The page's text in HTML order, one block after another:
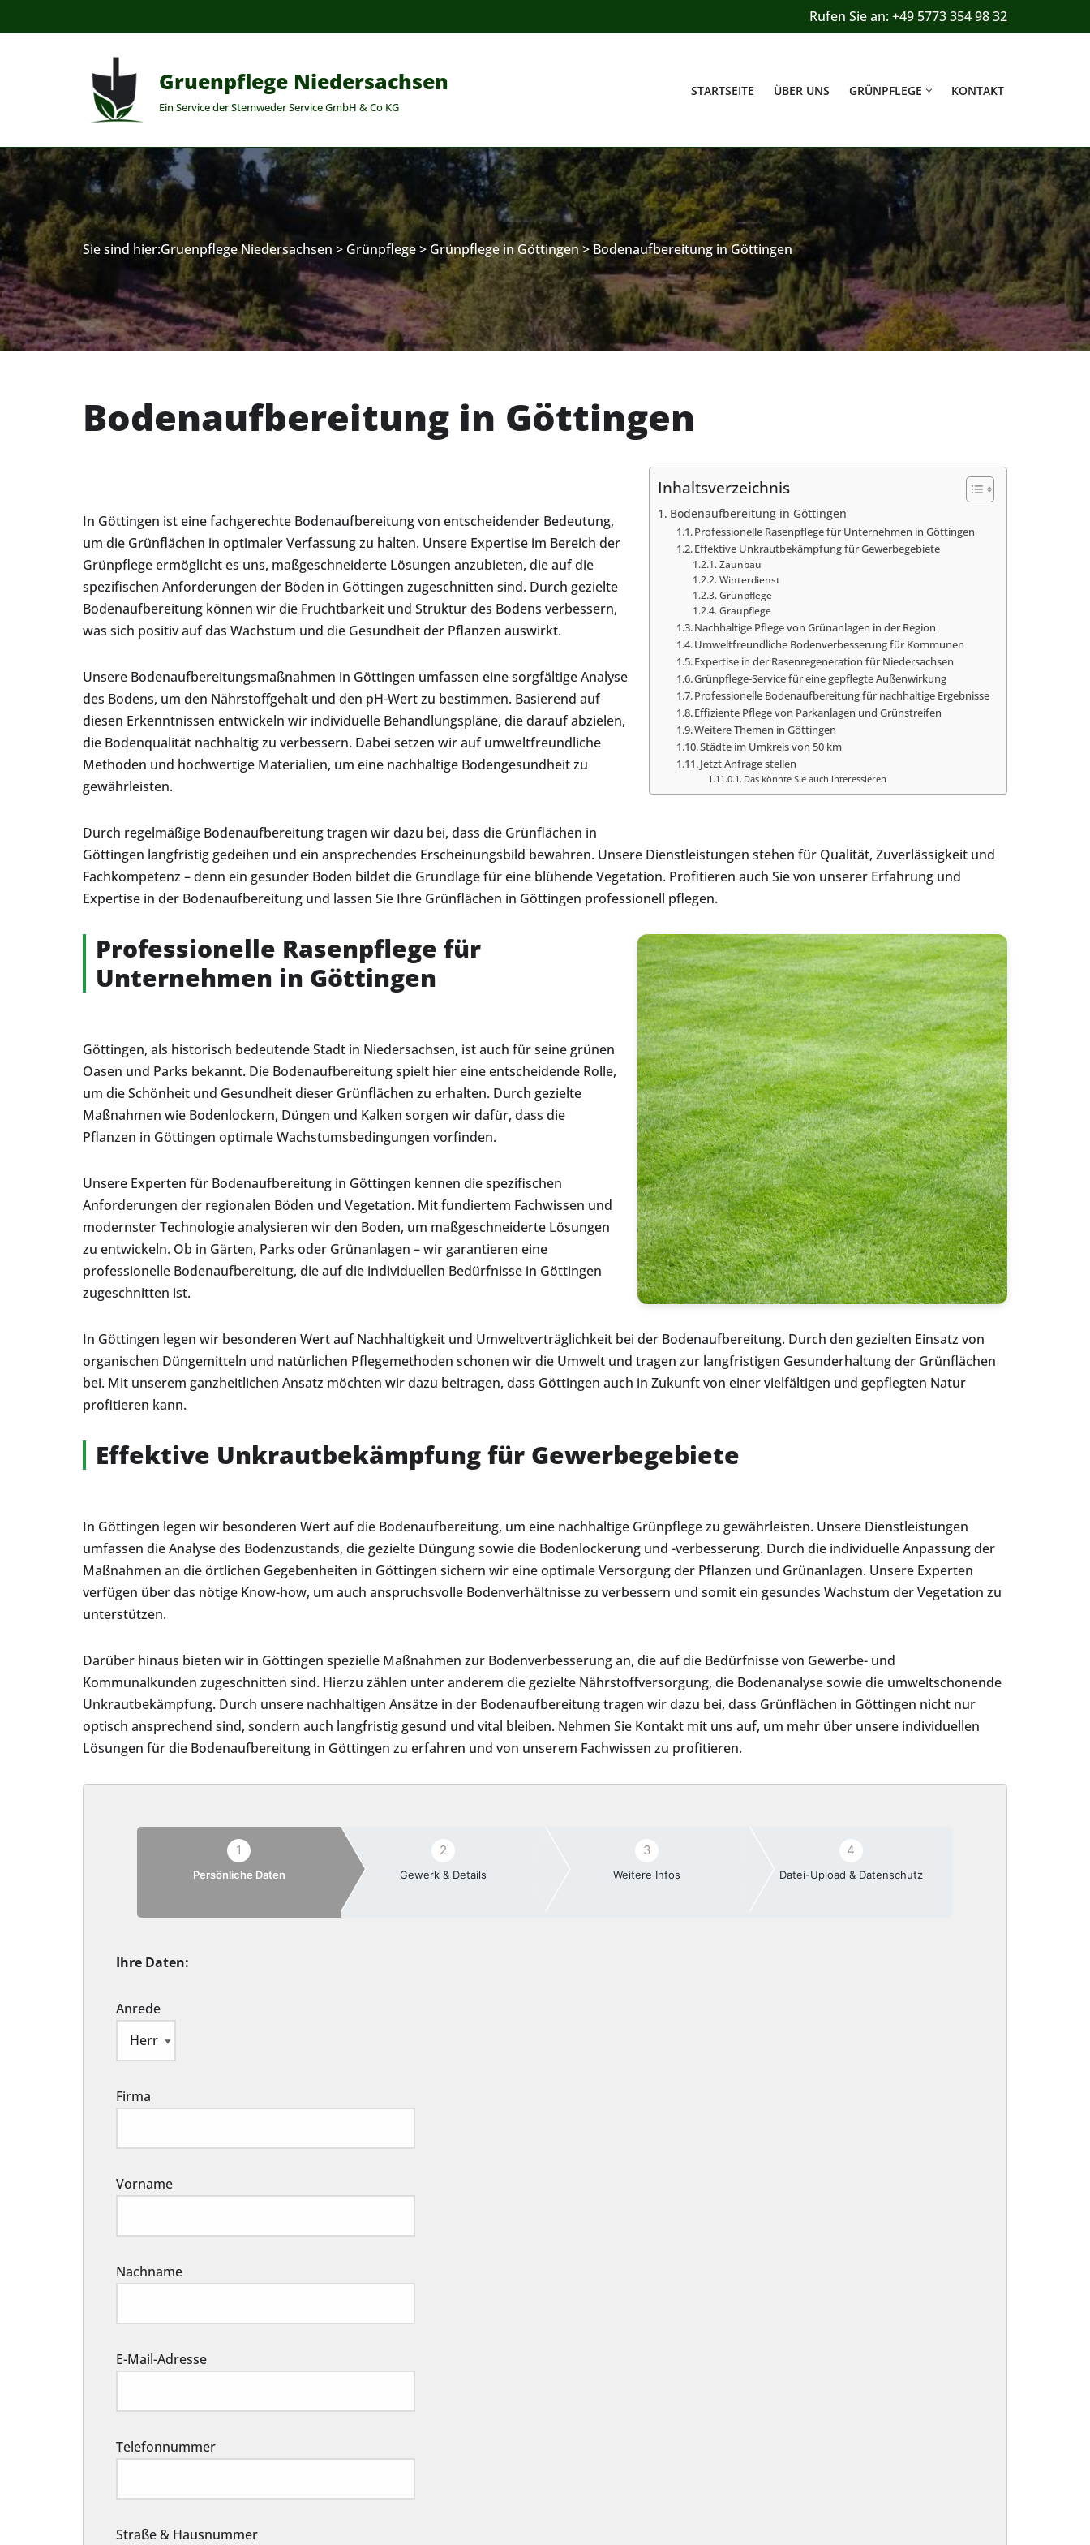
Rufen Sie an: +49 5773 354 98 32
Gruenpflege Niedersachsen
Ein Service der Stemweder Service GmbH & Co KG
STARTSEITE ÜBER UNS GRÜNPFLEGE KONTAKT
Sie sind hier:Gruenpflege Niedersachsen > Grünpflege> Grünpflege in Göttingen>Bodenaufbereitung in Göttingen
Bodenaufbereitung in Göttingen
Inhaltsverzeichnis
Bodenaufbereitung in Göttingen
Professionelle Rasenpflege für Unternehmen in Göttingen
Effektive Unkrautbekämpfung für Gewerbegebiete
Zaunbau
Winterdienst
Grünpflege
Graupflege
Nachhaltige Pflege von Grünanlagen in der Region
Umweltfreundliche Bodenverbesserung für Kommunen
Expertise in der Rasenregeneration für Niedersachsen
Grünpflege-Service für eine gepflegte Außenwirkung
Professionelle Bodenaufbereitung für nachhaltige Ergebnisse
Effiziente Pflege von Parkanlagen und Grünstreifen
Weitere Themen in Göttingen
Städte im Umkreis von 50 km
Jetzt Anfrage stellen
Das könnte Sie auch interessieren
In Göttingen ist eine fachgerechte Bodenaufbereitung von entscheidender Bedeutung,
um die Grünflächen in optimaler Verfassung zu halten. Unsere Expertise im Bereich der
Grünpflege ermöglicht es uns, maßgeschneiderte Lösungen anzubieten, die auf die
spezifischen Anforderungen der Böden in Göttingen zugeschnitten sind. Durch gezielte
Bodenaufbereitung können wir die Fruchtbarkeit und Struktur des Bodens verbessern,
was sich positiv auf das Wachstum und die Gesundheit der Pflanzen auswirkt.
Unsere Bodenaufbereitungsmaßnahmen in Göttingen umfassen eine sorgfältige Analyse
des Bodens, um den Nährstoffgehalt und den pH-Wert zu bestimmen. Basierend auf
diesen Erkenntnissen entwickeln wir individuelle Behandlungspläne, die darauf abzielen,
die Bodenqualität nachhaltig zu verbessern. Dabei setzen wir auf umweltfreundliche
Methoden und hochwertige Materialien, um eine nachhaltige Bodengesundheit zu
gewährleisten.
Durch regelmäßige Bodenaufbereitung tragen wir dazu bei, dass die Grünflächen in
Göttingen langfristig gedeihen und ein ansprechendes Erscheinungsbild bewahren. Unsere Dienstleistungen stehen für Qualität, Zuverlässigkeit und
Fachkompetenz – denn ein gesunder Boden bildet die Grundlage für eine blühende Vegetation. Profitieren auch Sie von unserer Erfahrung und
Expertise in der Bodenaufbereitung und lassen Sie Ihre Grünflächen in Göttingen professionell pflegen.
Professionelle Rasenpflege für
Unternehmen in Göttingen
Göttingen, als historisch bedeutende Stadt in Niedersachsen, ist auch für seine grünen
Oasen und Parks bekannt. Die Bodenaufbereitung spielt hier eine entscheidende Rolle,
um die Schönheit und Gesundheit dieser Grünflächen zu erhalten. Durch gezielte
Maßnahmen wie Bodenlockern, Düngen und Kalken sorgen wir dafür, dass die
Pflanzen in Göttingen optimale Wachstumsbedingungen vorfinden.
Unsere Experten für Bodenaufbereitung in Göttingen kennen die spezifischen
Anforderungen der regionalen Böden und Vegetation. Mit fundiertem Fachwissen und
modernster Technologie analysieren wir den Boden, um maßgeschneiderte Lösungen
zu entwickeln. Ob in Gärten, Parks oder Grünanlagen – wir garantieren eine
professionelle Bodenaufbereitung, die auf die individuellen Bedürfnisse in Göttingen
zugeschnitten ist.
In Göttingen legen wir besonderen Wert auf Nachhaltigkeit und Umweltverträglichkeit bei der Bodenaufbereitung. Durch den gezielten Einsatz von
organischen Düngemitteln und natürlichen Pflegemethoden schonen wir die Umwelt und tragen zur langfristigen Gesunderhaltung der Grünflächen
bei. Mit unserem ganzheitlichen Ansatz möchten wir dazu beitragen, dass Göttingen auch in Zukunft von einer vielfältigen und gepflegten Natur
profitieren kann.
Effektive Unkrautbekämpfung für Gewerbegebiete
In Göttingen legen wir besonderen Wert auf die Bodenaufbereitung, um eine nachhaltige Grünpflege zu gewährleisten. Unsere Dienstleistungen
umfassen die Analyse des Bodenzustands, die gezielte Düngung sowie die Bodenlockerung und -verbesserung. Durch die individuelle Anpassung der
Maßnahmen an die örtlichen Gegebenheiten in Göttingen sichern wir eine optimale Versorgung der Pflanzen und Grünanlagen. Unsere Experten
verfügen über das nötige Know-how, um auch anspruchsvolle Bodenverhältnisse zu verbessern und somit ein gesundes Wachstum der Vegetation zu
unterstützen.
Darüber hinaus bieten wir in Göttingen spezielle Maßnahmen zur Bodenverbesserung an, die auf die Bedürfnisse von Gewerbe- und
Kommunalkunden zugeschnitten sind. Hierzu zählen unter anderem die gezielte Nährstoffversorgung, die Bodenanalyse sowie die umweltschonende
Unkrautbekämpfung. Durch unsere nachhaltigen Ansätze in der Bodenaufbereitung tragen wir dazu bei, dass Grünflächen in Göttingen nicht nur
optisch ansprechend sind, sondern auch langfristig gesund und vital bleiben. Nehmen Sie Kontakt mit uns auf, um mehr über unsere individuellen
Lösungen für die Bodenaufbereitung in Göttingen zu erfahren und von unserem Fachwissen zu profitieren.
1
Persönliche Daten
2
Gewerk & Details
3
Weitere Infos
4
Datei-Upload & Datenschutz
Ihre Daten:
Anrede
Firma
Vorname
Nachname
E-Mail-Adresse
Telefonnummer
Straße & Hausnummer